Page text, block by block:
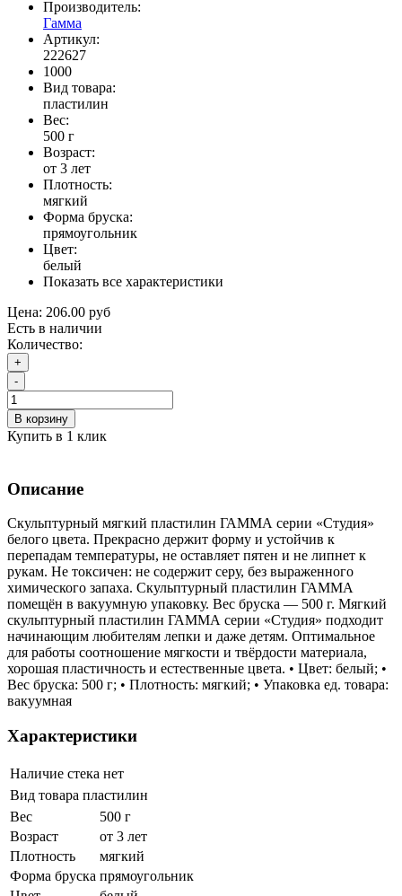
Производитель:
Гамма
Артикул:
222627
1000
Вид товара:
пластилин
Вес:
500 г
Возраст:
от 3 лет
Плотность:
мягкий
Форма бруска:
прямоугольник
Цвет:
белый
Показать все характеристики
Цена: 206.00 руб
Есть в наличии
Количество:
+
-
В корзину
Купить в 1 клик
Описание
Скульптурный мягкий пластилин ГАММА серии «Студия»
белого цвета. Прекрасно держит форму и устойчив к
перепадам температуры, не оставляет пятен и не липнет к
рукам. Не токсичен: не содержит серу, без выраженного
химического запаха. Скульптурный пластилин ГАММА
помещён в вакуумную упаковку. Вес бруска — 500 г. Мягкий
скульптурный пластилин ГАММА серии «Студия» подходит
начинающим любителям лепки и даже детям. Оптимальное
для работы соотношение мягкости и твёрдости материала,
хорошая пластичность и естественные цвета. • Цвет: белый; •
Вес бруска: 500 г; • Плотность: мягкий; • Упаковка ед. товара:
вакуумная
Характеристики
Наличие стека нет
Вид товара пластилин
Вес
500 г
Возраст
от 3 лет
Плотность
мягкий
Форма бруска прямоугольник